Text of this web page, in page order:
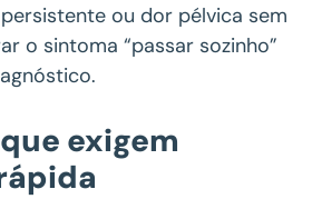
ou dor pélvica sem
o sintoma “passar sozinho”
exigem